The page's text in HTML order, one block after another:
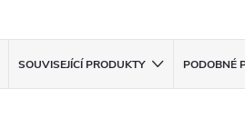
SOUVISEJÍCÍ PRODUKTY PODOBNÉ